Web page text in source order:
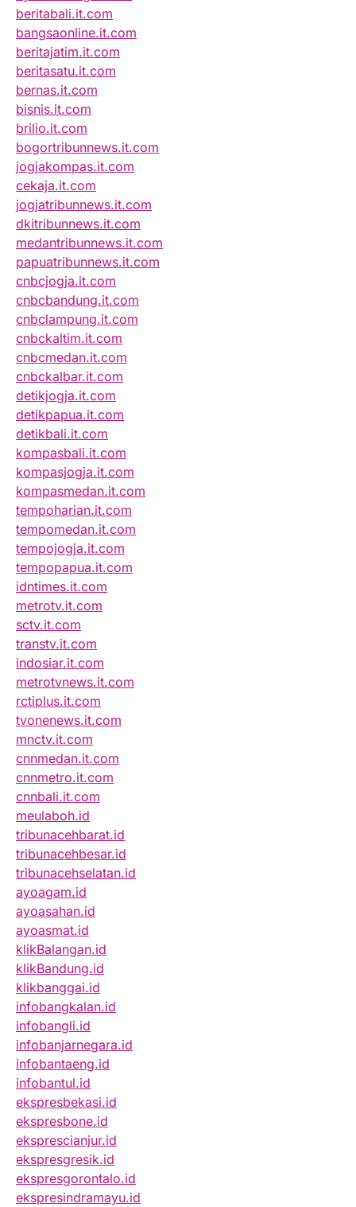
beritabali.it.com
bangsaonline.it.com
beritajatim.it.com
beritasatu.it.com
bernas.it.com
bisnis.it.com
brilio.it.com
bogortribunnews.it.com
jogjakompas.it.com
cekaja.it.com
jogjatribunnews.it.com
dkitribunnews.it.com
medantribunnews.it.com
papuatribunnews.it.com
cnbcjogja.it.com
cnbcbandung.it.com
cnbclampung.it.com
cnbckaltim.it.com
cnbcmedan.it.com
cnbckalbar.it.com
detikjogja.it.com
detikpapua.it.com
detikbali.it.com
kompasbali.it.com
kompasjogja.it.com
kompasmedan.it.com
tempoharian.it.com
tempomedan.it.com
tempojogja.it.com
tempopapua.it.com
idntimes.it.com
metrotv.it.com
sctv.it.com
transtv.it.com
indosiar.it.com
metrotvnews.it.com
rctiplus.it.com
tvonenews.it.com
mnctv.it.com
cnnmedan.it.com
cnnmetro.it.com
cnnbali.it.com
meulaboh.id
tribunacehbarat.id
tribunacehbesar.id
tribunacehselatan.id
ayoagam.id
ayoasahan.id
ayoasmat.id
klikBalangan.id
klikBandung.id
klikbanggai.id
infobangkalan.id
infobangli.id
infobanjarnegara.id
infobantaeng.id
infobantul.id
ekspresbekasi.id
ekspresbone.id
eksprescianjur.id
ekspresgresik.id
ekspresgorontalo.id
ekspresindramayu.id